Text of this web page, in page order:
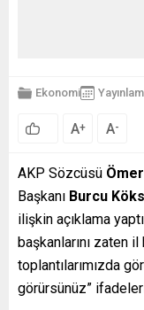
Ekonomi
A+ A-
AKP Sözcüsü
Başkanı Burcu
ilişkin açıklama
başkanlarını zaten
toplantılarımızda
görürsünüz”